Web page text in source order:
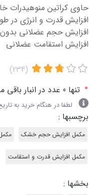
حاوی کراتین منوهیدرات
افزایش قدرت و انرژی در
افزایش حجم عضلانی
افزایش استقامت عضلانی
(234)
• تنها 0 عدد در انبار باقی مانده
لطفا در هنگام خرید به
برچسبها :
مکمل افزایش حجم خشک
مکمل افزایش قدرت و استقامت
بخشها :